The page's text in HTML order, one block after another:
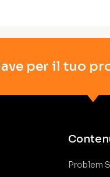
per il tuo
Problem